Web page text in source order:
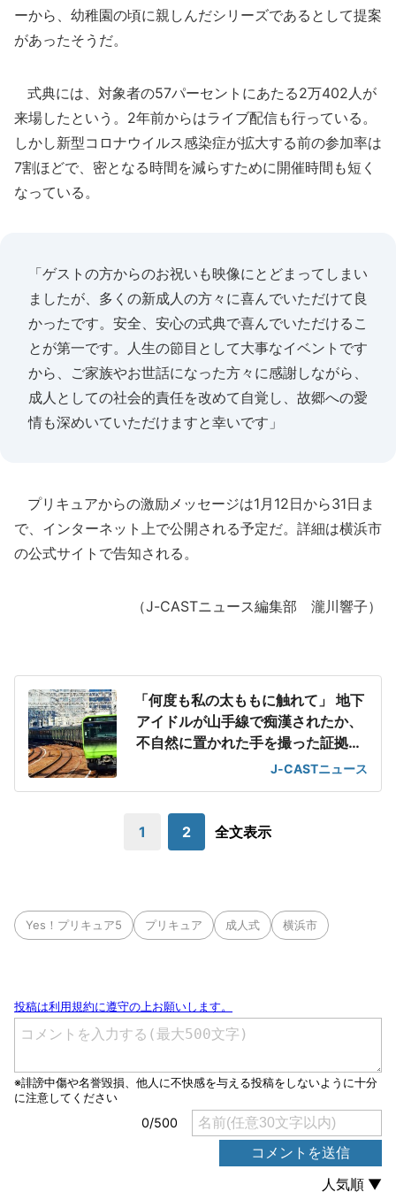
ーから、幼稚園の頃に親しんだシリーズであるとして提案
があったそうだ。
式典には、対象者の57パーセントにあたる2万402人が
来場したという。2年前からはライブ配信も行っている。
しかし新型コロナウイルス感染症が拡大する前の参加率は
7割ほどで、密となる時間を減らすために開催時間も短く
なっている。
「ゲストの方からのお祝いも映像にとどまってしまい
ましたが、多くの新成人の方々に喜んでいただけて良
かったです。安全、安心の式典で喜んでいただけるこ
とが第一です。人生の節目として大事なイベントです
から、ご家族やお世話になった方々に感謝しながら、
成人としての社会的責任を改めて自覚し、故郷への愛
情も深めいていただけますと幸いです」
プリキュアからの激励メッセージは1月12日から31日ま
で、インターネット上で公開される予定だ。詳細は横浜市
の公式サイトで告知される。
（J-CASTニュース編集部 瀧川響子）
「何度も私の太ももに触れて」 地下
アイドルが山手線で痴漢されたか、
不自然に置かれた手を撮った証拠動
J-CASTニュース
1 2 全文表示
Yes！プリキュア5 プリキュア 成人式 横浜市